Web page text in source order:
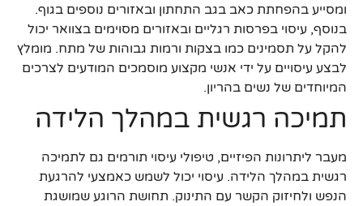
ומסייע בהפחתת כאב בגב התחתון ובאזורים נוספים בגוף.
בנוסף, עיסוי בפרסות רגליים ובאזורים מסוימים בצוואר יכול
להקל על תסמינים כמו בצקות ורמות גבוהות של מתח. מומלץ
לבצע עיסויים על ידי אנשי מקצוע מוסמכים המודעים לצרכים
המיוחדים של נשים בהריון.
תמיכה רגשית במהלך הלידה
מעבר ליתרונות הפיזיים, טיפולי עיסוי תורמים גם לתמיכה
רגשית במהלך הלידה. עיסוי יכול לשמש כאמצעי להרגעת
הנפש ולחיזוק הקשר עם התינוק. תחושת הרוגע שמושגת